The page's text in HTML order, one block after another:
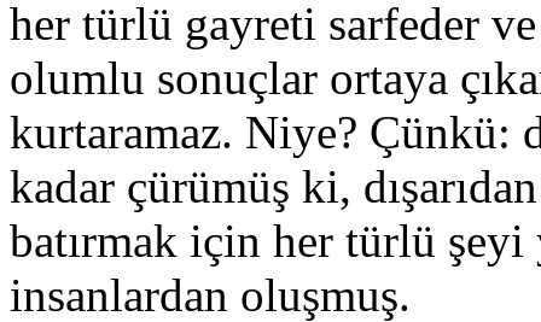
her türlü gayreti sarfeder
olumlu sonuçlar ortaya
kurtaramaz. Niye? Çünkü:
kadar çürümüş ki,
batırmak için her türlü
insanlardan oluşmuş.